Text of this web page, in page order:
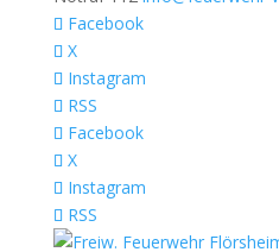
Facebook
X
Instagram
RSS
Facebook
X
Instagram
RSS